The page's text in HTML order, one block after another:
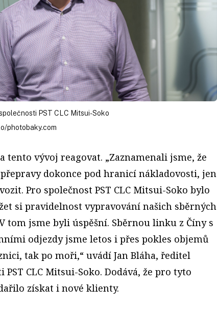
PST CLC Mitsui-Soko
photobaky.com
tento vývoj reagovat. „Zaznamenali jsme, že
dokonce pod hranicí nákladovosti, jen
Pro společnost PST CLC Mitsui-Soko bylo
si pravidelnost vypravování našich sběrných
tom jsme byli úspěšní. Sběrnou linku z Číny s
odjezdy jsme letos i přes pokles objemů
tak po moři,“ uvádí Jan Bláha, ředitel
CLC Mitsui-Soko. Dodává, že pro tyto
získat i nové klienty.